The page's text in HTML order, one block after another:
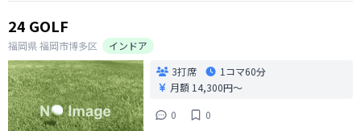
24 GOLF
福岡県福岡市博多区
インドア
3打席
1コマ60分
月額 14,300円〜
0
0